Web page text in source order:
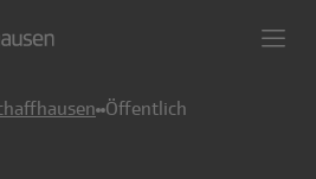
Öffentlich